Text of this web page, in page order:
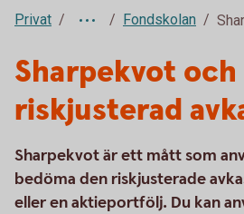
Privat Fondskolan
Sharpekvot och
riskjusterad
Sharpekvot är ett mått som
bedöma den riskjusterade
eller en aktieportfölj. Du kan